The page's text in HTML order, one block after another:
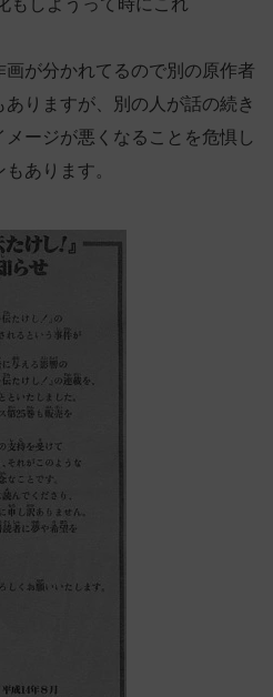
が分かれてるので別の原作者
りますが、別の人が話の続き
ージが悪くなることを危惧し
あります。